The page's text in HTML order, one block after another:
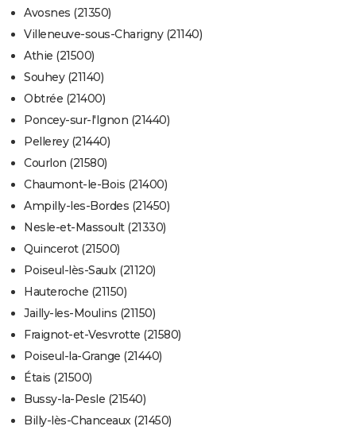
Avosnes (21350)
Villeneuve-sous-Charigny (21140)
Athie (21500)
Souhey (21140)
Obtrée (21400)
Poncey-sur-l'Ignon (21440)
Pellerey (21440)
Courlon (21580)
Chaumont-le-Bois (21400)
Ampilly-les-Bordes (21450)
Nesle-et-Massoult (21330)
Quincerot (21500)
Poiseul-lès-Saulx (21120)
Hauteroche (21150)
Jailly-les-Moulins (21150)
Fraignot-et-Vesvrotte (21580)
Poiseul-la-Grange (21440)
Étais (21500)
Bussy-la-Pesle (21540)
Billy-lès-Chanceaux (21450)